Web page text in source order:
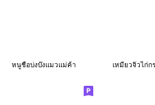
หนูชื่อบ่งบ๊งแมวแม่ค้า เหมียวจิ๋วไก่ก